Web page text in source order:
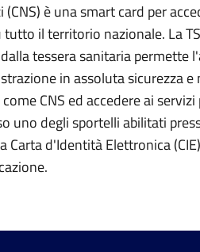
(CNS) è una smart card per
il territorio nazionale. La
tessera sanitaria permette
in assoluta sicurezza e
CNS ed accedere ai
uno degli sportelli abilitati
Carta d'Identità Elettronica